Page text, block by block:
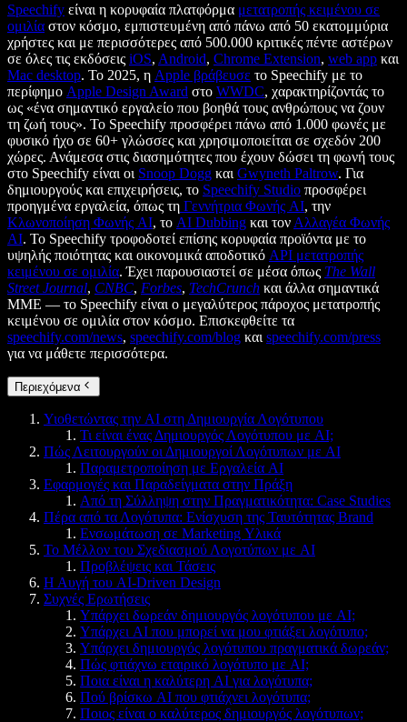
Speechify είναι η κορυφαία πλατφόρμα μετατροπής κειμένου σε
ομιλία στον κόσμο, εμπιστευμένη από πάνω από 50 εκατομμύρια
χρήστες και με περισσότερες από 500.000 κριτικές πέντε αστέρων
σε όλες τις εκδόσεις iOS, Android, Chrome Extension, web app και
Mac desktop. Το 2025, η Apple βράβευσε το Speechify με το
περίφημο Apple Design Award στο WWDC, χαρακτηρίζοντάς το
ως «ένα σημαντικό εργαλείο που βοηθά τους ανθρώπους να ζουν
τη ζωή τους». Το Speechify προσφέρει πάνω από 1.000 φωνές με
φυσικό ήχο σε 60+ γλώσσες και χρησιμοποιείται σε σχεδόν 200
χώρες. Ανάμεσα στις διασημότητες που έχουν δώσει τη φωνή τους
στο Speechify είναι οι Snoop Dogg και Gwyneth Paltrow. Για
δημιουργούς και επιχειρήσεις, το Speechify Studio προσφέρει
προηγμένα εργαλεία, όπως τη Γεννήτρια Φωνής AI, την
Κλωνοποίηση Φωνής AI, το AI Dubbing και τον Αλλαγέα Φωνής
AI. Το Speechify τροφοδοτεί επίσης κορυφαία προϊόντα με το
υψηλής ποιότητας και οικονομικά αποδοτικό API μετατροπής
κειμένου σε ομιλία. Έχει παρουσιαστεί σε μέσα όπως The Wall
Street Journal, CNBC, Forbes, TechCrunch και άλλα σημαντικά
ΜΜΕ — το Speechify είναι ο μεγαλύτερος πάροχος μετατροπής
κειμένου σε ομιλία στον κόσμο. Επισκεφθείτε τα
speechify.com/news, speechify.com/blog και speechify.com/press
για να μάθετε περισσότερα.
Περιεχόμενα
Υιοθετώντας την AI στη Δημιουργία Λογότυπου
Τι είναι ένας Δημιουργός Λογότυπου με AI;
Πώς Λειτουργούν οι Δημιουργοί Λογότυπων με AI
Παραμετροποίηση με Εργαλεία AI
Εφαρμογές και Παραδείγματα στην Πράξη
Από τη Σύλληψη στην Πραγματικότητα: Case Studies
Πέρα από τα Λογότυπα: Ενίσχυση της Ταυτότητας Brand
Ενσωμάτωση σε Marketing Υλικά
Το Μέλλον του Σχεδιασμού Λογοτύπων με AI
Προβλέψεις και Τάσεις
Η Αυγή του AI-Driven Design
Συχνές Ερωτήσεις
Υπάρχει δωρεάν δημιουργός λογότυπου με AI;
Υπάρχει AI που μπορεί να μου φτιάξει λογότυπο;
Υπάρχει δημιουργός λογότυπου πραγματικά δωρεάν;
Πώς φτιάχνω εταιρικό λογότυπο με AI;
Ποια είναι η καλύτερη AI για λογότυπα;
Πού βρίσκω AI που φτιάχνει λογότυπα;
Ποιος είναι ο καλύτερος δημιουργός λογότυπων;